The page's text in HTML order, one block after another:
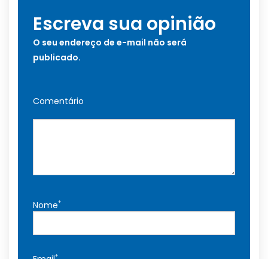
Escreva sua opinião
O seu endereço de e-mail não será
publicado.
Comentário
Nome*
*